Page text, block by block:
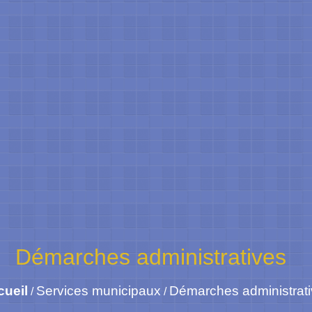
Démarches administratives
/ Services municipaux / Démarches